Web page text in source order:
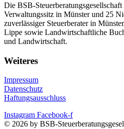
Die BSB-
Verwaltungssitz in Münster und 25
zuverlässiger Steuerberater in
Lippe sowie Landwirtschaftliche
und Landwirtschaft.
Weiteres
Impressum
Datenschutz
Haftungsausschluss
Instagram Facebook-f
© 2026 by BSB-